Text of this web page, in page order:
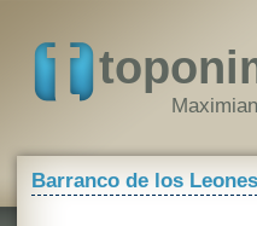
Barranco de los Leones